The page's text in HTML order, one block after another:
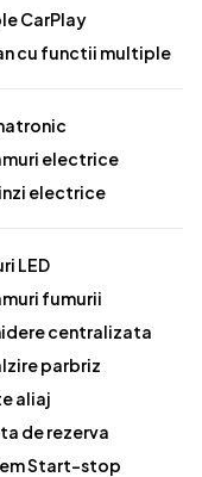
CarPlay
cu functii multiple
electrice
electrice
LED
fumurii
centralizata
parbriz
aliaj
de rezerva
Start-stop